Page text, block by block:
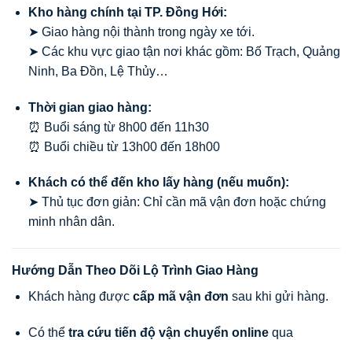
Kho hàng chính tại TP. Đồng Hới:
➤ Giao hàng nội thành trong ngày xe tới.
➤ Các khu vực giao tận nơi khác gồm: Bố Trạch, Quảng
Ninh, Ba Đồn, Lệ Thủy…
Thời gian giao hàng:
⏰ Buổi sáng từ 8h00 đến 11h30
⏰ Buổi chiều từ 13h00 đến 18h00
Khách có thể đến kho lấy hàng (nếu muốn):
➤ Thủ tục đơn giản: Chỉ cần mã vận đơn hoặc chứng
minh nhân dân.
Hướng Dẫn Theo Dõi Lộ Trình Giao Hàng
Khách hàng được cấp mã vận đơn sau khi gửi hàng.
Có thể tra cứu tiến độ vận chuyển onlinequa